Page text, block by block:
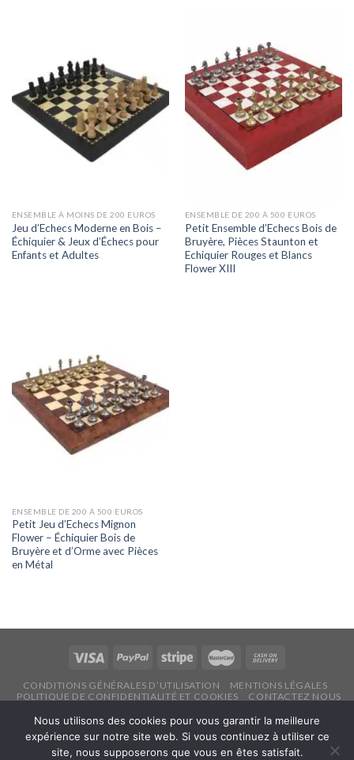
ENSEMBLE À MOINS DE 200 EUROS
Jeu d’Echecs Moderne en Bois –
Échiquier & Jeux d’Échecs pour
Enfants et Adultes
ENSEMBLE DE 200 À 500 EUROS
Petit Ensemble d’Echecs Bois de
Bruyère, Pièces Staunton et
Echiquier Rouges et Blancs
Flower XIII
ENSEMBLE DE 200 À 500 EUROS
Petit Jeu d’Echecs Mignon
Flower – Échiquier Bois de
Bruyère et d’Orme avec Pièces
en Métal
CONDITIONS GÉNÉRALES D’UTILISATION
MENTIONS LÉGALES
POLITIQUE DE CONFIDENTIALITÉ ET COOKIES
CONTACTEZ NOUS
Copyright 2026 ©Echecsonline.net
Nous utilisons des cookies pour vous garantir la meilleure
expérience sur notre site web. Si vous continuez à utiliser ce
site, nous supposerons que vous en êtes satisfait.